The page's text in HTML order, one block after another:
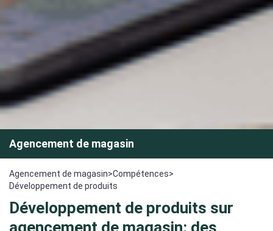
Agencement de magasin
Agencement de magasin>Compétences>
Développement de produits
Développement de produits sur
agencement de magasin: des